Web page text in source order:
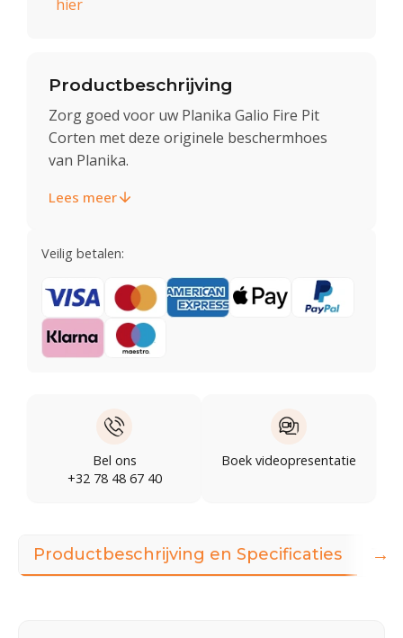
hier
Productbeschrijving
Zorg goed voor uw Planika Galio Fire Pit
Corten met deze originele beschermhoes
van Planika.
Lees meer
Veilig betalen:
Bel ons
+32 78 48 67 40
Boek videopresentatie
Productbeschrijving en Specificaties →